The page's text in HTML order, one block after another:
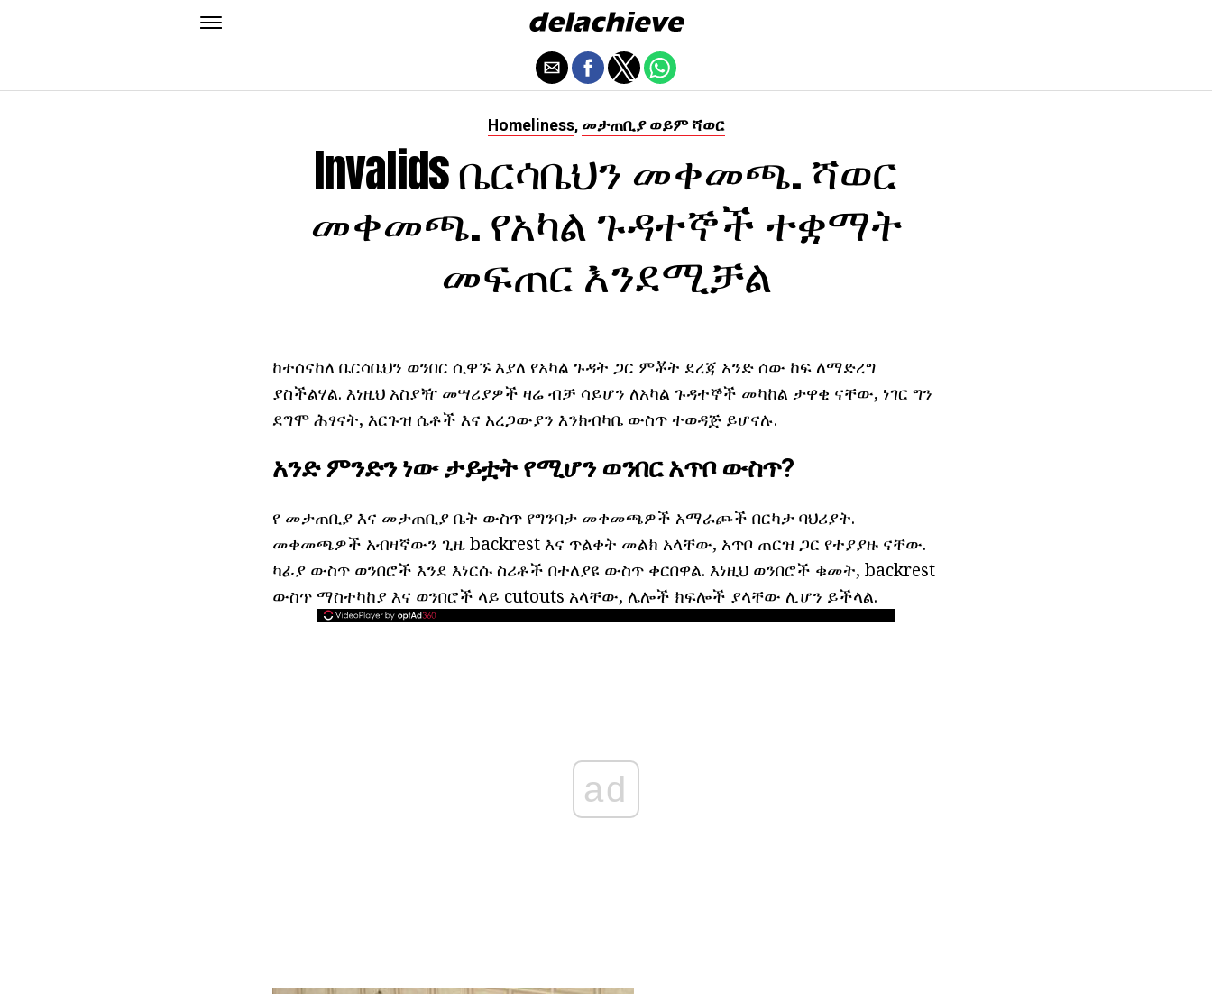
Homeliness, መታጠቢያ ወይም ሻወር
Invalids ቤርሳቤህን መቀመጫ. ሻወር
መቀመጫ. የአካል ጉዳተኞች ተቋማት
መፍጠር እንደሚቻል
ከተሰናከለ ቤርሳቤህን ወንበር ሲዋኙ እያለ የአካል ጉዳት ጋር ምቾት ደረጃ አንድ ሰው ከፍ ለማድረግ
ያስችልሃል. እነዚህ አስያዥ መሣሪያዎች ዛሬ ብቻ ሳይሆን ለአካል ጉዳተኞች መካከል ታዋቂ ናቸው, ነገር ግን
ደግሞ ሕፃናት, እርጉዝ ሴቶች እና አረጋውያን እንክብካቤ ውስጥ ተወዳጅ ይሆናሉ.
አንድ ምንድን ነውታይቷት የሚሆን ወንበርአጥቦ ውስጥ?
የ መታጠቢያ እና መታጠቢያ ቤት ውስጥ የግንባታ መቀመጫዎች አማራጮች በርካታ ባህሪያት.
መቀመጫዎች አብዛኛውን ጊዜ backrest እና ጥልቀት መልክ አላቸው, አጥቦ ጠርዝ ጋር የተያያዙ ናቸው.
ካፊያ ውስጥ ወንበሮች እንደ እነርሱ ስሪቶች በተለያዩ ውስጥ ቀርበዋል. እነዚህ ወንበሮች ቁመት, backrest
ውስጥ ማስተካከያ እና ወንበሮች ላይ cutouts አላቸው, ሌሎች ክፍሎች ያላቸው ሊሆን ይችላል.
ad